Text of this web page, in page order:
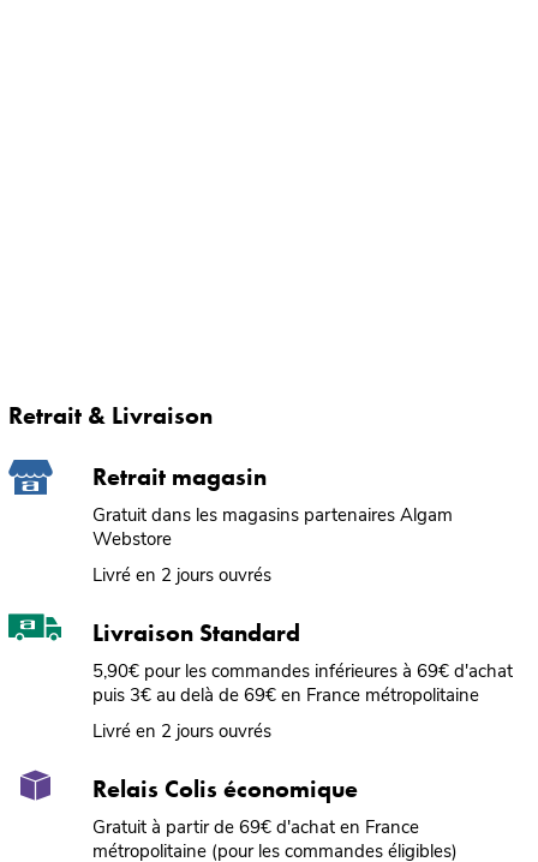
Retrait & Livraison
Retrait magasin
Gratuit dans les magasins partenaires Algam
Webstore
Livré en 2 jours ouvrés
Livraison Standard
5,90€ pour les commandes inférieures à 69€ d'achat
puis 3€ au delà de 69€ en France métropolitaine
Livré en 2 jours ouvrés
Relais Colis économique
Gratuit à partir de 69€ d'achat en France
métropolitaine (pour les commandes éligibles)